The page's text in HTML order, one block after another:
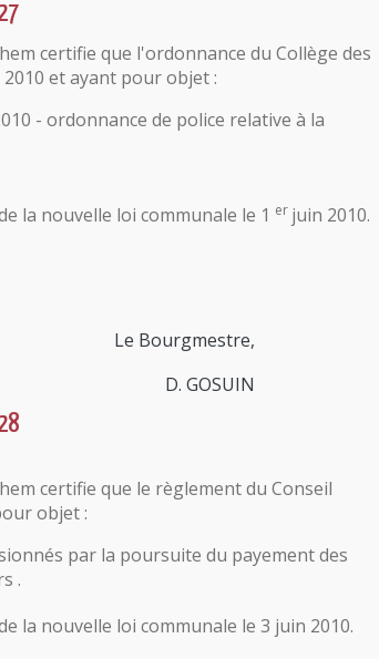
certifie que l'ordonnance du Collège des
et ayant pour objet :
- ordonnance de police relative à la
la nouvelle loi communale le 1 er juin 2010.
Le Bourgmestre,
D. GOSUIN
certifie que le règlement du Conseil
objet :
par la poursuite du payement des
.
la nouvelle loi communale le 3 juin 2010.